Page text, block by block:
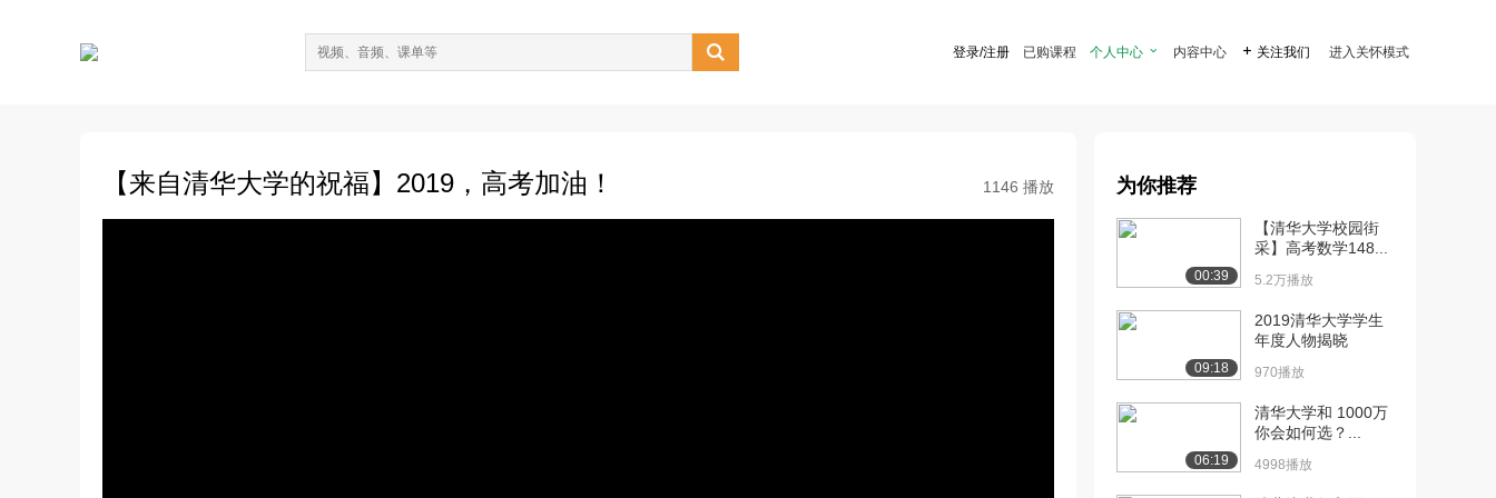
 登录/注册 已购课程 个人中心  内容中心  关注我们 进入关怀模式
【来自清华大学的祝福】2019，高考加油！ 1146 播放 为你推荐
00:39
【清华大学校园街
采】高考数学148...
5.2万播放
09:18
2019清华大学学生
年度人物揭晓
970播放
06:19
清华大学和 1000万
你会如何选？...
4998播放